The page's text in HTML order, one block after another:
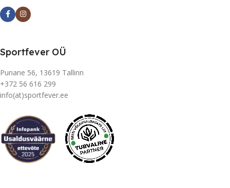
Sportfever OÜ
Punane 56, 13619 Tallinn
+372 56 616 299
info(at)sportfever.ee